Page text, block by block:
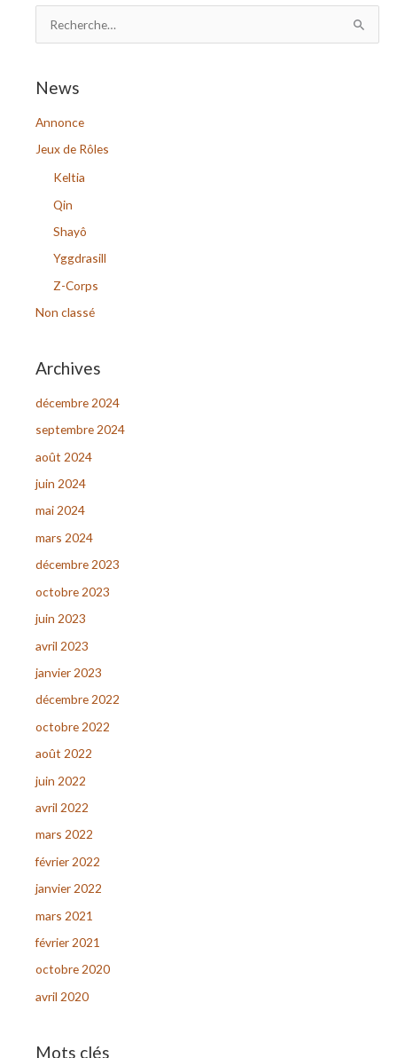
e
r
News
Annonce
Jeux de Rôles
Keltia
Qin
Shayô
Yggdrasill
Z-Corps
Non classé
Archives
décembre 2024
septembre 2024
août 2024
juin 2024
mai 2024
mars 2024
décembre 2023
octobre 2023
juin 2023
avril 2023
janvier 2023
décembre 2022
octobre 2022
août 2022
juin 2022
avril 2022
mars 2022
février 2022
janvier 2022
mars 2021
février 2021
octobre 2020
avril 2020
Mots clés